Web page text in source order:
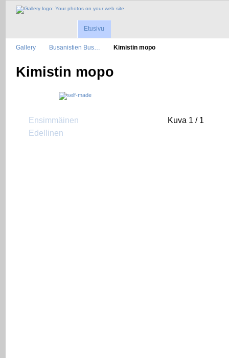
Etusivu
Gallery Busanistien Bus… Kimistin mopo
Kimistin mopo
Ensimmäinen
Edellinen
Kuva 1 / 1